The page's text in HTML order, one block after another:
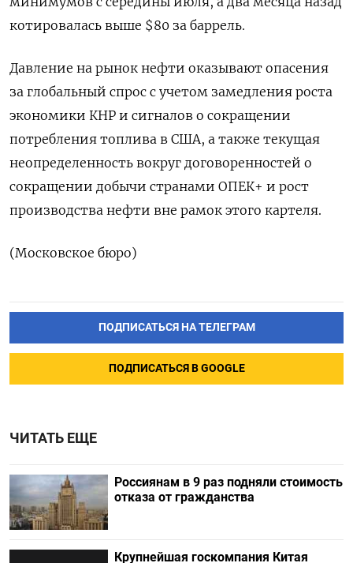
котировалась выше $80 за баррель.
Давление на рынок нефти оказывают опасения
за глобальный спрос с учетом замедления роста
экономики КНР и сигналов о сокращении
потребления топлива в США, а также текущая
неопределенность вокруг договоренностей о
сокращении добычи странами ОПЕК+ и рост
производства нефти вне рамок этого картеля.
(Московское бюро)
ПОДПИСАТЬСЯ НА ТЕЛЕГРАМ
ПОДПИСАТЬСЯ В GOOGLE
ЧИТАТЬ ЕЩЕ
Россиянам в 9 раз подняли стоимость
отказа от гражданства
Крупнейшая госкомпания Китая